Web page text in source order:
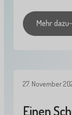
Mehr dazu
27. November
Einen